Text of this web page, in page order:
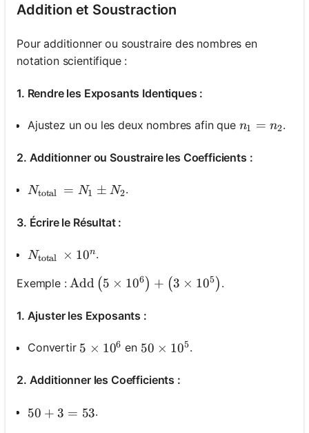
Addition et Soustraction
Pour additionner ou soustraire des nombres en
notation scientifique :
1. Rendre les Exposants Identiques :
Ajustez un ou les deux nombres afin que n_1=n_2
n1 = n2.
2. Additionner ou Soustraire les Coefficients :
N_{\text {total }}=N_1 \pm N_2
Ntotal = N1 ± N2.
3. Écrire le Résultat :
N_{\text {total }} \times 10^n
Ntotal × 10n.
Exemple : \operatorname{Add}\left(5 \times
Add (5 × 106) + (3 × 105) .
1. Ajuster les Exposants :
Convertir 5 \times 10^6
5 × 106 en 50 \times 10^5
50 × 105.
2. Additionner les Coefficients :
50+3=53
50 + 3 = 53.